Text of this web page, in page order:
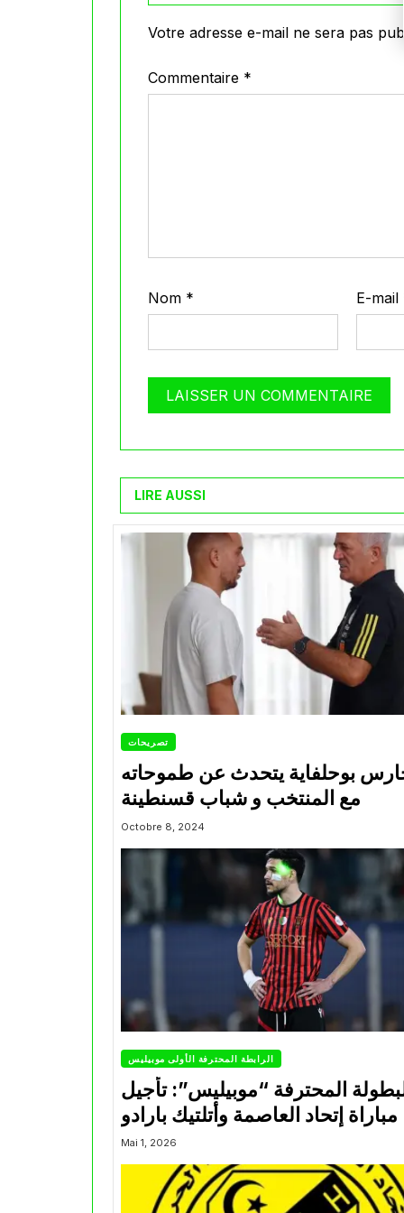
Votre adresse e-mail ne sera pas
Commentaire *
Nom * E-mail
LIRE AUSSI
تصريحات
بوحلفاية يتحدث عن طموحاته
مع المنتخب و شباب قسنطينة
Octobre 8, 2024
الرابطة المحترفة الأولى موبيليس
المحترفة “موبيليس”: تأجيل
مباراة إتحاد العاصمة وأتلتيك بارادو
Mai 1, 2026